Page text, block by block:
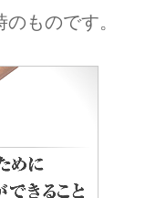
ものです。